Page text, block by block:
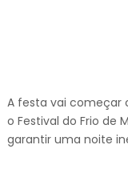
A festa vai começar
o Festival do Frio de
garantir uma noite